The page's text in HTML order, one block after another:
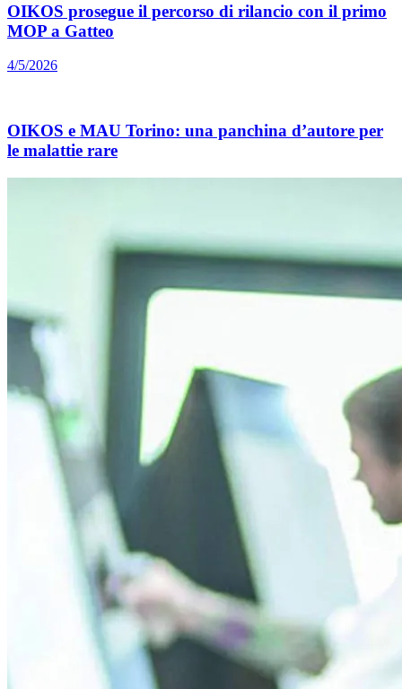
OIKOS prosegue il percorso di rilancio con il primo
MOP a Gatteo
4/5/2026
OIKOS e MAU Torino: una panchina d’autore per
le malattie rare